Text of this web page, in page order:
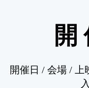
開
開催日 / 会場 /